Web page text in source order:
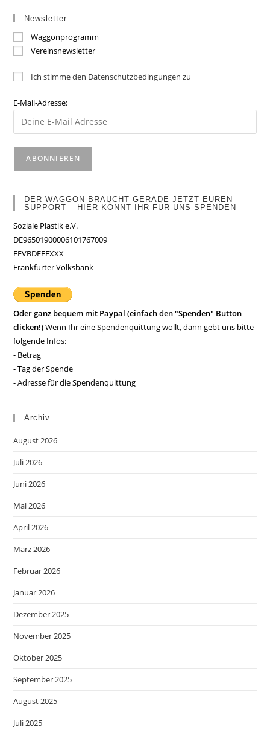
Newsletter
Waggonprogramm
Vereinsnewsletter
Ich stimme den Datenschutzbedingungen zu
E-Mail-Adresse:
DER WAGGON BRAUCHT GERADE JETZT EUREN
SUPPORT – HIER KÖNNT IHR FÜR UNS SPENDEN
Soziale Plastik e.V.
DE96501900006101767009
FFVBDEFFXXX
Frankfurter Volksbank
Oder ganz bequem mit Paypal (einfach den "Spenden" Button
clicken!)Wenn Ihr eine Spendenquittung wollt, dann gebt uns bitte
folgende Infos:
- Betrag
- Tag der Spende
- Adresse für die Spendenquittung
Archiv
August 2026
Juli 2026
Juni 2026
Mai 2026
April 2026
März 2026
Februar 2026
Januar 2026
Dezember 2025
November 2025
Oktober 2025
September 2025
August 2025
Juli 2025